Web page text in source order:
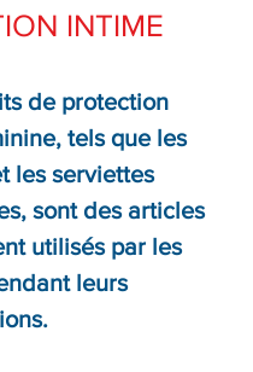
INTIME
de protection
tels que les
les serviettes
sont des articles
utilisés par les
leurs